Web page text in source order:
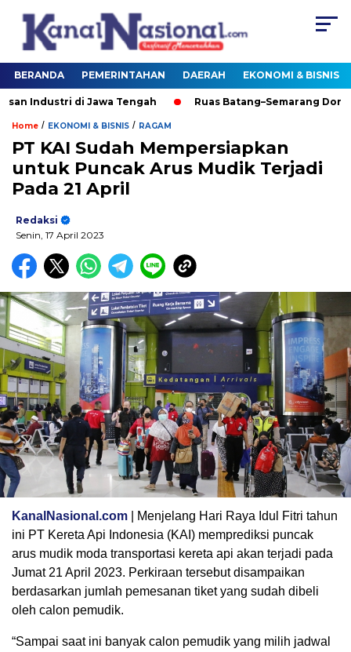
BERANDA PEMERINTAHAN DAERAH EKONOMI & BISNIS
Industri di Jawa Tengah Ruas Batang–Semarang
Home / EKONOMI & BISNIS / RAGAM
PT KAI Sudah Mempersiapkan
untuk Puncak Arus Mudik Terjadi
Pada 21 April
Redaksi
Senin, 17 April 2023
KanalNasional.com | Menjelang Hari Raya Idul Fitri tahun
ini PT Kereta Api Indonesia (KAI) memprediksi puncak
arus mudik moda transportasi kereta api akan terjadi pada
Jumat 21 April 2023. Perkiraan tersebut disampaikan
berdasarkan jumlah pemesanan tiket yang sudah dibeli
oleh calon pemudik.
“Sampai saat ini banyak calon pemudik yang milih jadwal